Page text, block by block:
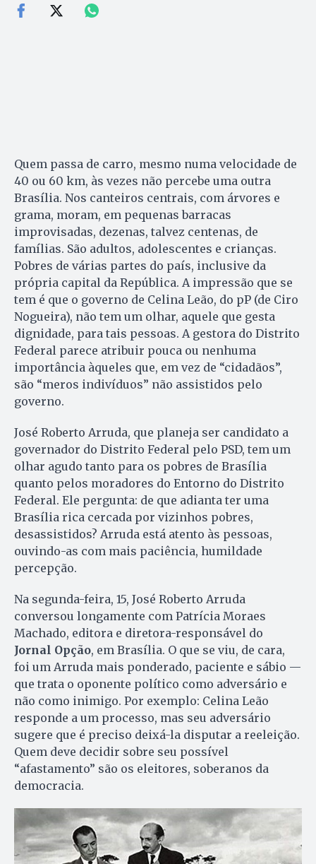
Quem passa de carro, mesmo numa velocidade de
40 ou 60 km, às vezes não percebe uma outra
Brasília. Nos canteiros centrais, com árvores e
grama, moram, em pequenas barracas
improvisadas, dezenas, talvez centenas, de
famílias. São adultos, adolescentes e crianças.
Pobres de várias partes do país, inclusive da
própria capital da República. A impressão que se
tem é que o governo de Celina Leão, do pP (de Ciro
Nogueira), não tem um olhar, aquele que gesta
dignidade, para tais pessoas. A gestora do Distrito
Federal parece atribuir pouca ou nenhuma
importância àqueles que, em vez de “cidadãos”,
são “meros indivíduos” não assistidos pelo
governo.
José Roberto Arruda, que planeja ser candidato a
governador do Distrito Federal pelo PSD, tem um
olhar agudo tanto para os pobres de Brasília
quanto pelos moradores do Entorno do Distrito
Federal. Ele pergunta: de que adianta ter uma
Brasília rica cercada por vizinhos pobres,
desassistidos? Arruda está atento às pessoas,
ouvindo-as com mais paciência, humildade
percepção.
Na segunda-feira, 15, José Roberto Arruda
conversou longamente com Patrícia Moraes
Machado, editora e diretora-responsável do
Jornal Opção, em Brasília. O que se viu, de cara,
foi um Arruda mais ponderado, paciente e sábio —
que trata o oponente político como adversário e
não como inimigo. Por exemplo: Celina Leão
responde a um processo, mas seu adversário
sugere que é preciso deixá-la disputar a reeleição.
Quem deve decidir sobre seu possível
“afastamento” são os eleitores, soberanos da
democracia.